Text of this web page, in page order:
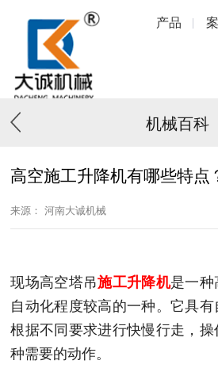
产品
机械百科
高空施工升降机有哪些特点
来源： 河南大诚机械
现场高空塔吊施工升降机是一种
自动化程度较高的一种。它具
根据不同要求进行快慢行走，
种需要的动作。